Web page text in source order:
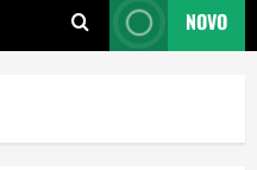
NOVO